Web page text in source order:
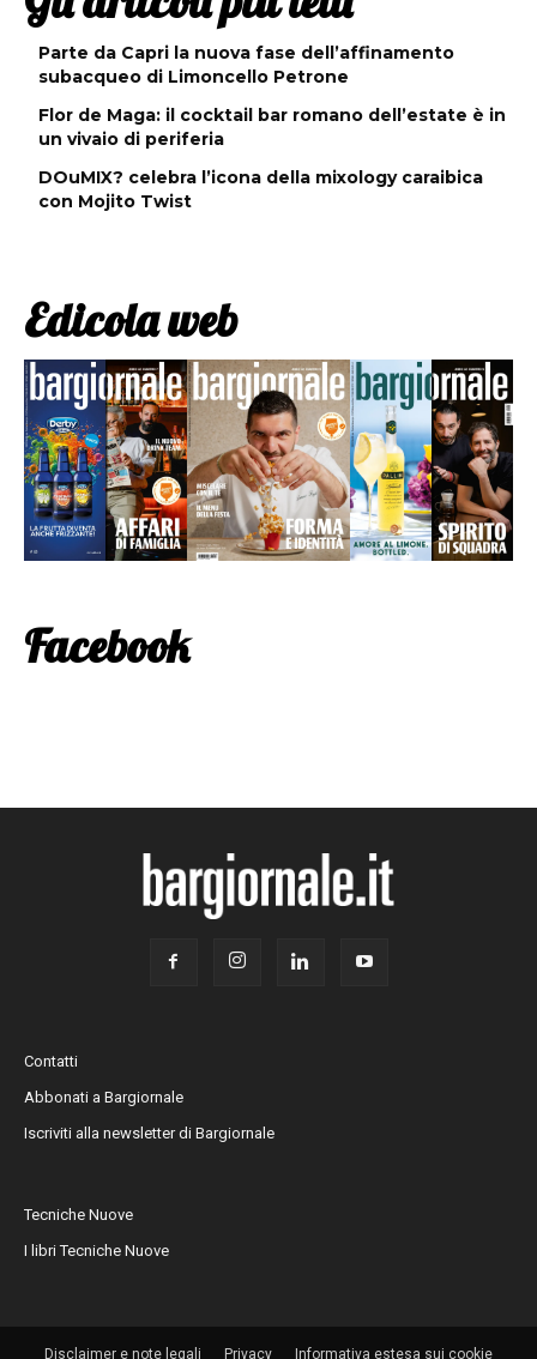
Parte da Capri la nuova fase dell’affinamento
subacqueo di Limoncello Petrone
Flor de Maga: il cocktail bar romano dell’estate è in
un vivaio di periferia
DOuMIX? celebra l’icona della mixology caraibica
con Mojito Twist
Edicola web
Facebook
Contatti
Abbonati a Bargiornale
Iscriviti alla newsletter di Bargiornale
Tecniche Nuove
I libri Tecniche Nuove
Disclaimer e note legali Privacy Informativa estesa sui cookie